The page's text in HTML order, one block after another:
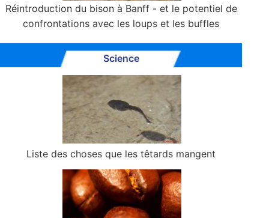
Réintroduction du bison à Banff - et le potentiel de
confrontations avec les loups et les buffles
Science
Liste des choses que les têtards mangent